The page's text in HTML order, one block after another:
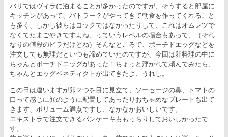
バリではヴィラに泊まることが多かったのですが、そうすると部屋に
キッチンがあって、バトラー？がやってきて朝食を作ってくれること
も多く、しかし彼らはコックではなかったりして、これはオムレツで
なくてたまごやきですよね、っていうレベルの場合もあって、（それ
なりの値段のビラだけどね）そんなところで、ポーチドエッグなどを
注文しても無理だといつも諦めていたのですが、今回は卵料理の中に
ちゃんとポーチドエッグがあった！ちょっと浮かれて頼んでみたら、
ちゃんとエッグベネティクトが出てきたよ、うれし。
この日は違いますが卵２つを目に見立て、ソーセージの鼻、トマトの
口って感じに顔のように配置してあったりおちゃめなプレートも出て
きます、ボリューム満点ですし、なかなかおいしいです。
エキストラで注文できるパンケーキももっちりしておいしかったで
す。